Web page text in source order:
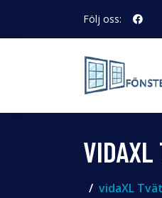
Följ oss:
VIDAXL
vidaXL